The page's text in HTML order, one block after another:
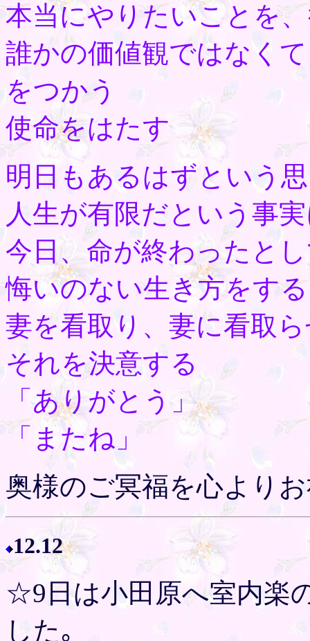
本当にやりたいことを
誰かの価値観ではなく
をつかう
使命をはたす
明日もあるはずという
人生が有限だという事
今日、命が終わったと
悔いのない生き方をする
妻を看取り、妻に看取
それを決意する
「ありがとう」
「またね」
奥様のご冥福を心より
12.12
☆9日は小田原へ室内楽
した｡